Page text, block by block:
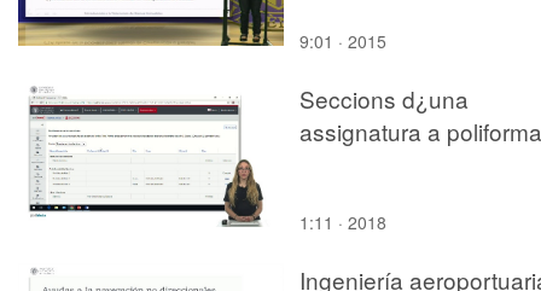
9:01 · 2015
Seccions d¿una
assignatura a
1:11 · 2018
Ingeniería